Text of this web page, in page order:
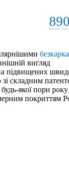
890
вигляд
підвищених
складним
якої пори року
покриттям